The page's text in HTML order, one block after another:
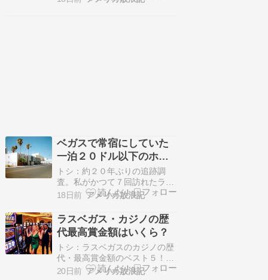
ベガスで常宿にしていた
一泊２０ドル以下のホテ
ルの現在は？
トシ：約２０年ぶりの追跡調
査。私がかつて７回訪れたラス
ベガス（９８年...続きを読む >>
18日前 アメリカ放浪記
ラスベガス・カジノの歴
代最高賞金額はいくら？
トシ：ラスベガスのカジノの歴
代・最高賞金額のベスト５！オ
ールタイムで...続きを読む >>
20日前 アメリカ放浪記